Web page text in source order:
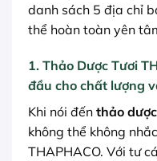
danh sách 5 địa chỉ
thể hoàn toàn yên
1. Thảo Dược Tươi
đầu cho chất lượng
Khi nói đến thảo
không thể không
THAPHACO. Với tư